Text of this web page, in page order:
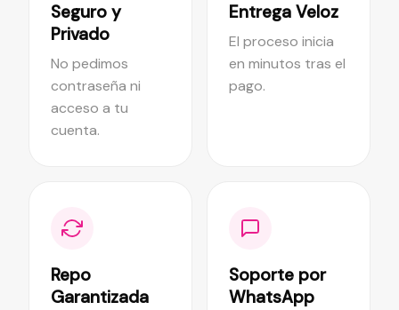
Seguro y
Privado
No pedimos
contraseña ni
acceso a tu
cuenta.
Entrega Veloz
El proceso inicia
en minutos tras el
pago.
Repo
Garantizada
Soporte por
WhatsApp